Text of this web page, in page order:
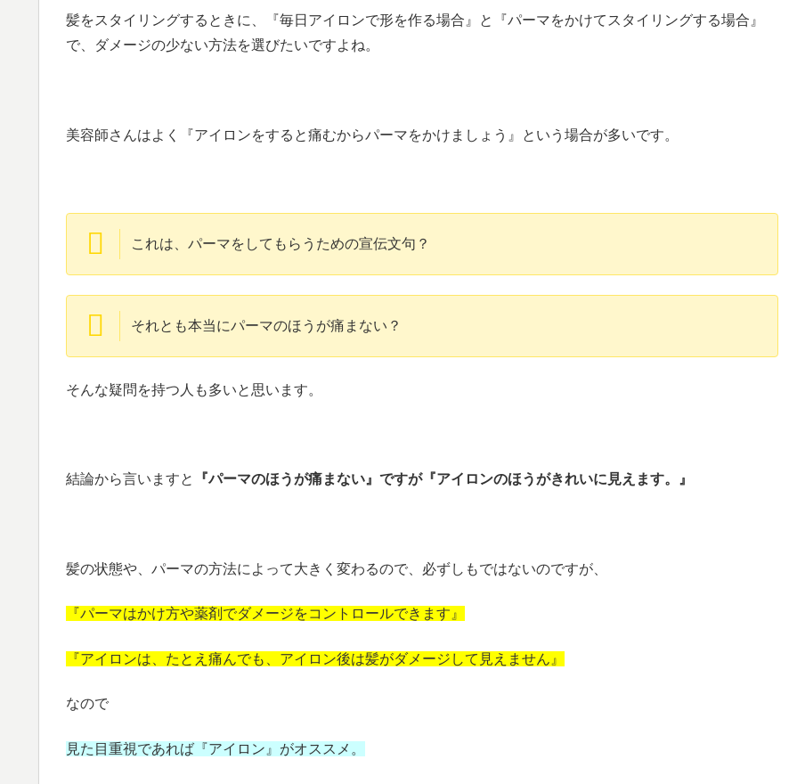
髪をスタイリングするときに、『毎日アイロンで形を作る場合』と『パーマをかけてスタイリングする場合』
で、ダメージの少ない方法を選びたいですよね。
美容師さんはよく『アイロンをすると痛むからパーマをかけましょう』という場合が多いです。
これは、パーマをしてもらうための宣伝文句？
それとも本当にパーマのほうが痛まない？
そんな疑問を持つ人も多いと思います。
結論から言いますと 『パーマのほうが痛まない』ですが『アイロンのほうがきれいに見えます。』
髪の状態や、パーマの方法によって大きく変わるので、必ずしもではないのですが、
『パーマはかけ方や薬剤でダメージをコントロールできます』
『アイロンは、たとえ痛んでも、アイロン後は髪がダメージして見えません』
なので
見た目重視であれば『アイロン』がオススメ。